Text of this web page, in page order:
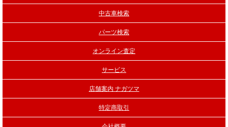
中古車検索
パーツ検索
オンライン査定
サービス
店舗案内 ナガツマ
特定商取引